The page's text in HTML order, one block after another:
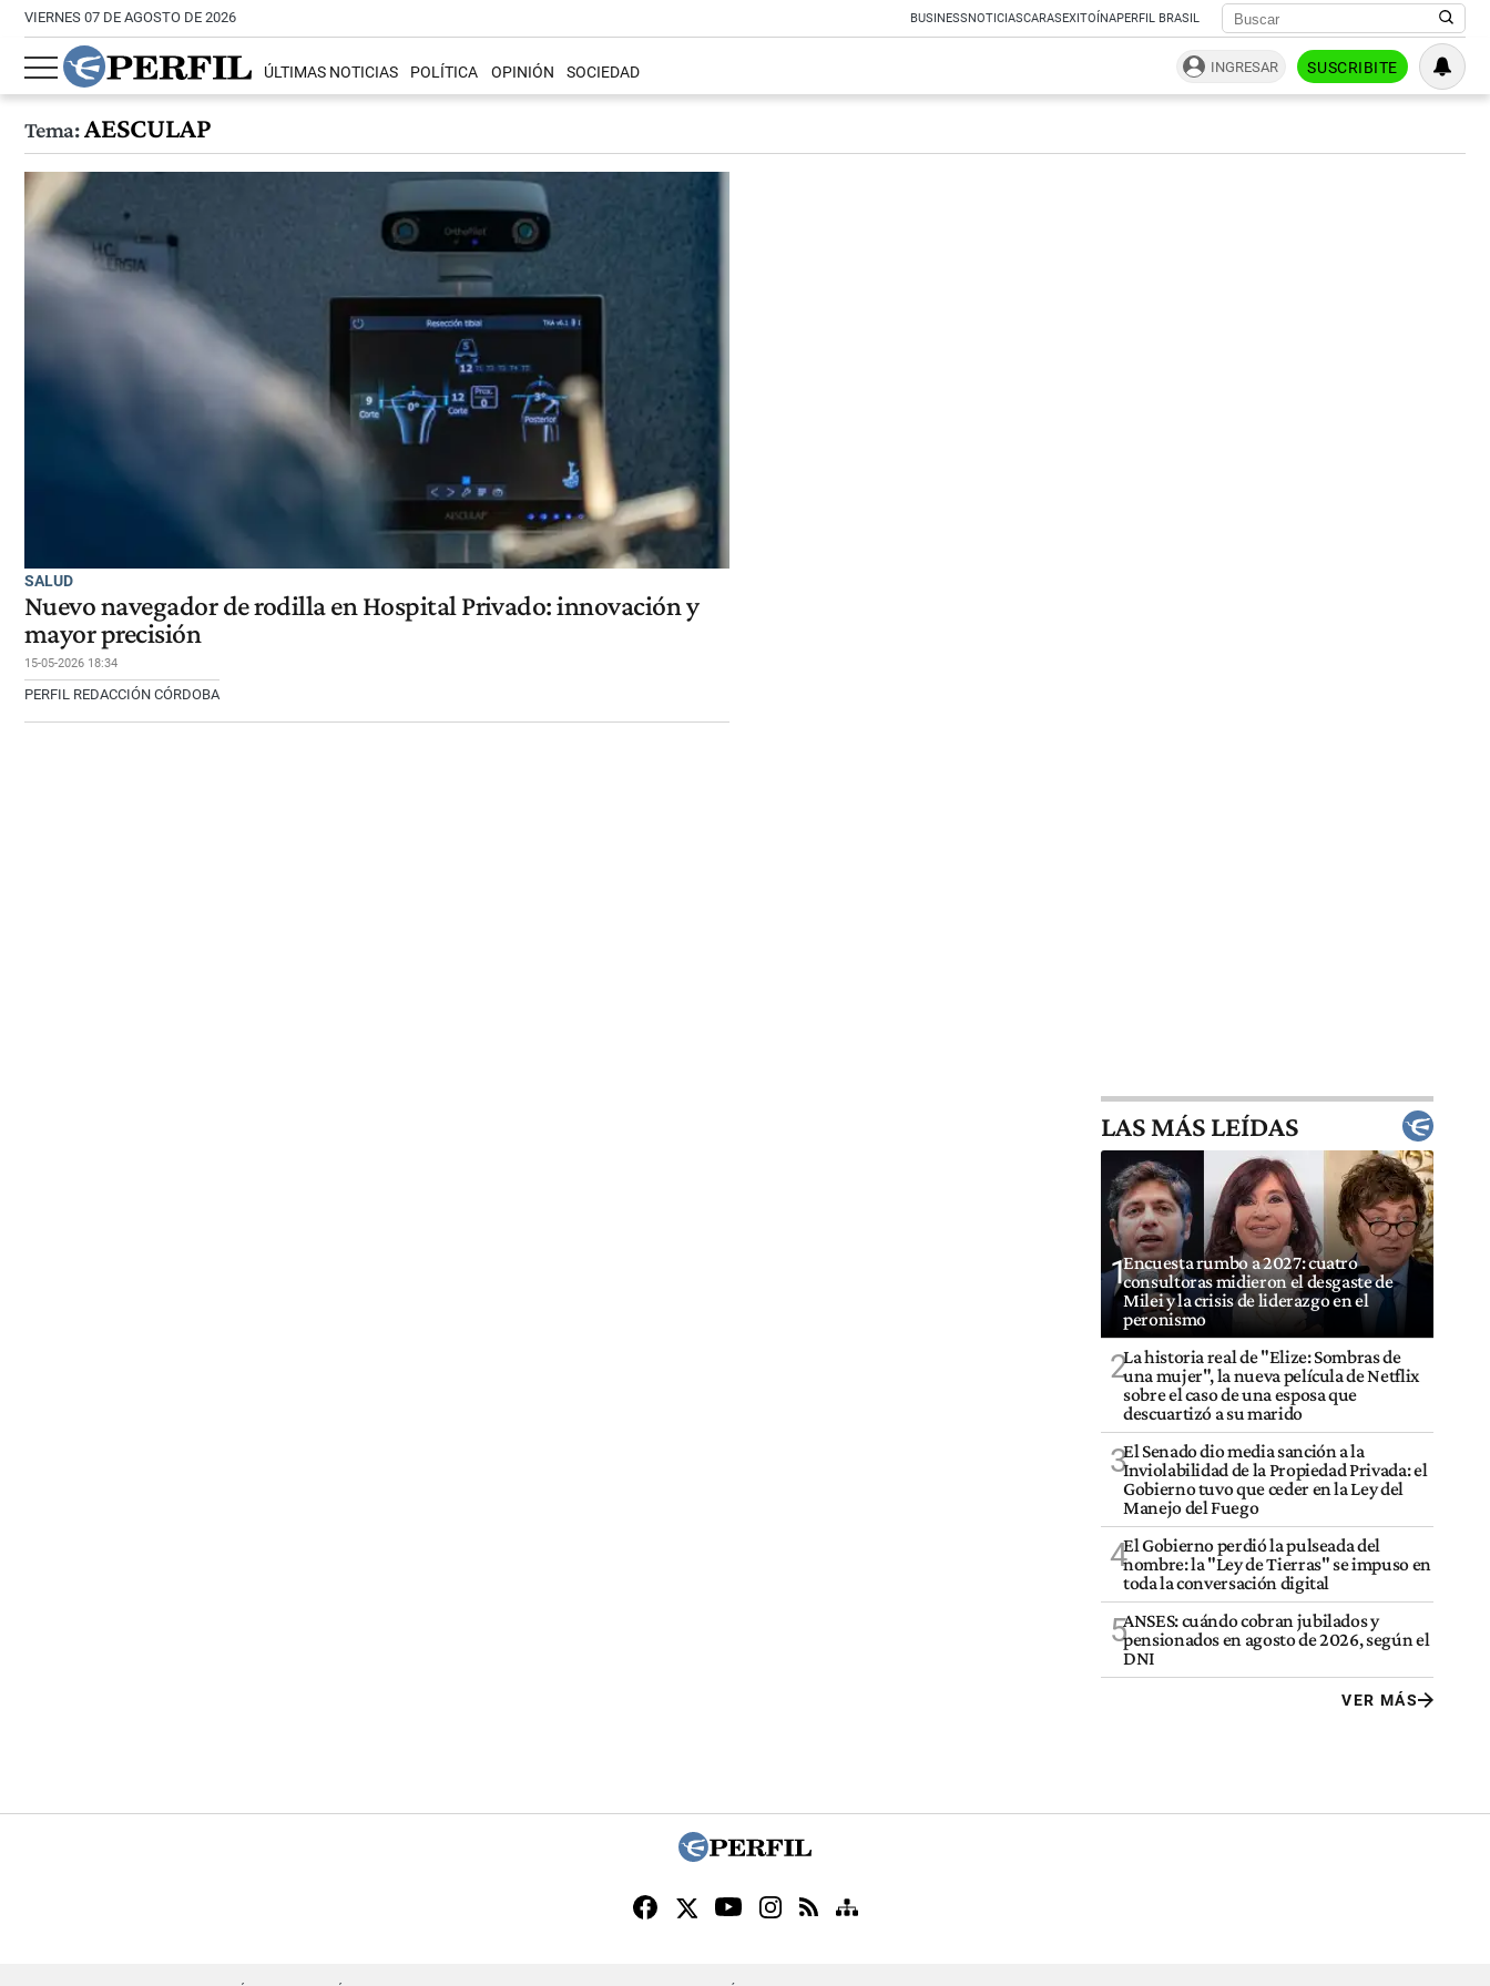
VIERNES 07 DE AGOSTO DE 2026 BUSINESSNOTICIASCARASEXITOÍNAPERFIL BRASIL
ÚLTIMAS NOTICIAS POLÍTICA OPINIÓN SOCIEDAD INGRESAR SUSCRIBITE
Tema:AESCULAP
SALUD
Nuevo navegador de rodilla en Hospital Privado: innovación y
mayor precisión
15-05-2026 18:34
PERFIL REDACCIÓN CÓRDOBA
LAS MÁS LEÍDAS
1Encuesta rumbo a 2027: cuatro
consultoras midieron el desgaste de
Milei y la crisis de liderazgo en el
peronismo
2La historia real de "Elize: Sombras de
una mujer", la nueva película de Netflix
sobre el caso de una esposa que
descuartizó a su marido
3El Senado dio media sanción a la
Inviolabilidad de la Propiedad Privada: el
Gobierno tuvo que ceder en la Ley del
Manejo del Fuego
4El Gobierno perdió la pulseada del
nombre: la "Ley de Tierras" se impuso en
toda la conversación digital
5ANSES: cuándo cobran jubilados y
pensionados en agosto de 2026, según el
DNI
VER MÁS